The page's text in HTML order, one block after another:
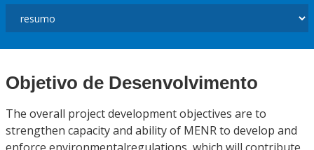
Objetivo de Desenvolvimento
The overall project development objectives are to
strengthen capacity and ability of MENR to develop and